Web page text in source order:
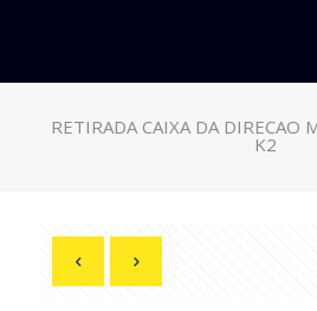
RETIRADA CAIXA DA DIRECAO
K2